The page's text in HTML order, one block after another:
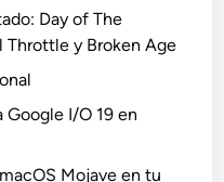
Day of The
Throttle y Broken Age
Google I/O 19 en
Mojave en tu